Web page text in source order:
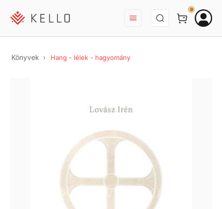
BEJELENTKEZÉS
0
Könyvek Hang - lélek - hagyomány